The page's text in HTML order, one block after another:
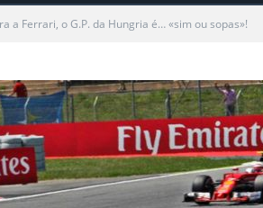
a Ferrari, o G.P. da Hungria é… «sim ou sopas»!